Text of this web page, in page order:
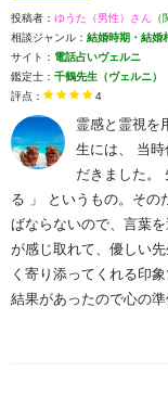
投稿者： ゆうた（男性）さん
相談ジャンル： 結婚時期・結婚
サイト： 電話占いヴェルニ
鑑定士： 千鶴先生（ヴェルニ）
評点：
4
霊感と霊視を
生には、 当
だきました。
る 」 というもの。その
ばならないので、言葉
が感じ取れて、優しい
く寄り添ってくれる印
結果があったので心の準